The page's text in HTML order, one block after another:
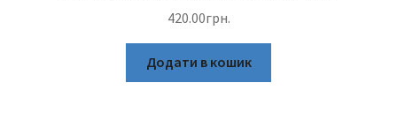
420.00грн.
Додати в кошик